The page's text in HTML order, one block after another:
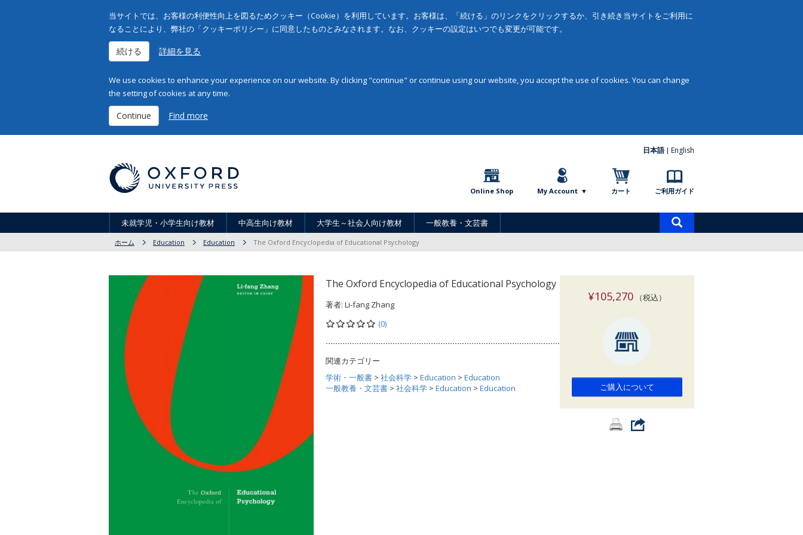
当サイトでは、お客様の利便性向上を図るためクッキー（Cookie）を利用しています。お客様は、「続ける」のリンクをクリックするか、引き続き当サイトをご利用に
なることにより、弊社の「クッキーポリシー」に同意したものとみなされます。なお、クッキーの設定はいつでも変更が可能です。
続ける 詳細を見る
We use cookies to enhance your experience on our website. By clicking "continue" or continue using our website, you accept the use of cookies. You can change
the setting of cookies at any time.
Continue Find more
日本語 English
Online Shop My Account カート ご利用ガイド
未就学児・小学生向け教材 中高生向け教材 大学生～社会人向け教材 一般教養・文芸書
索
ホーム Education Education The Oxford Encyclopedia of Educational Psychology
The Oxford Encyclopedia of Educational Psychology
著者: Li-fang Zhang
(0)
関連カテゴリー
学術・一般書 > 社会科学 > Education > Education
一般教養・文芸書 > 社会科学 > Education > Education
¥105,270（税込）
ご購入について